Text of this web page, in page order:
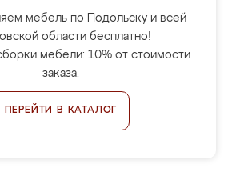
мебель по Подольску и всей
области бесплатно!
мебели: 10% от стоимости
заказа.
ПЕРЕЙТИ В КАТАЛОГ